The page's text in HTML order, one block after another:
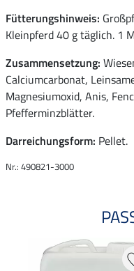
Fütterungshinweis:
Kleinpferd 40 g täglich. 1
Zusammensetzung:
Calciumcarbonat,
Magnesiumoxid, Anis,
Pfefferminzblätter.
Darreichungsform: Pellet.
Nr.: 490821-3000